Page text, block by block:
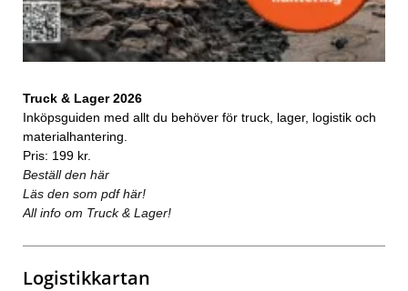
Truck & Lager 2026
Inköpsguiden med allt du behöver för truck, lager, logistik och
materialhantering.
Pris: 199 kr.
Beställ den här
Läs den som pdf här!
All info om Truck & Lager!
Logistikkartan